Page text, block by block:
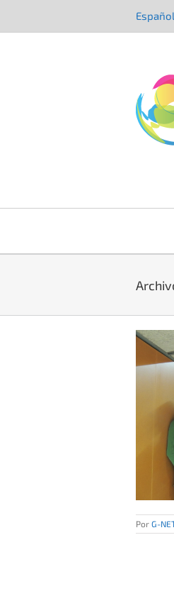
contenido
Español
Por G-